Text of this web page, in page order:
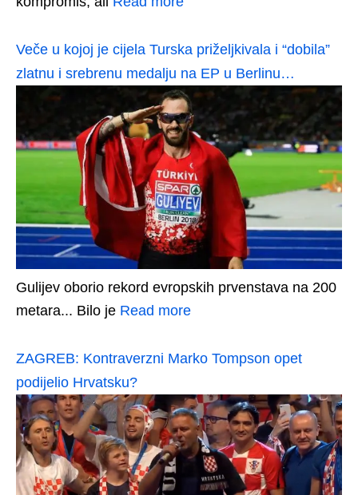
Veče u kojoj je cijela Turska priželjkivala i “dobila”
zlatnu i srebrenu medalju na EP u Berlinu…
Gulijev oborio rekord evropskih prvenstava na 200
metara... Bilo je Read more
ZAGREB: Kontraverzni Marko Tompson opet
podijelio Hrvatsku?